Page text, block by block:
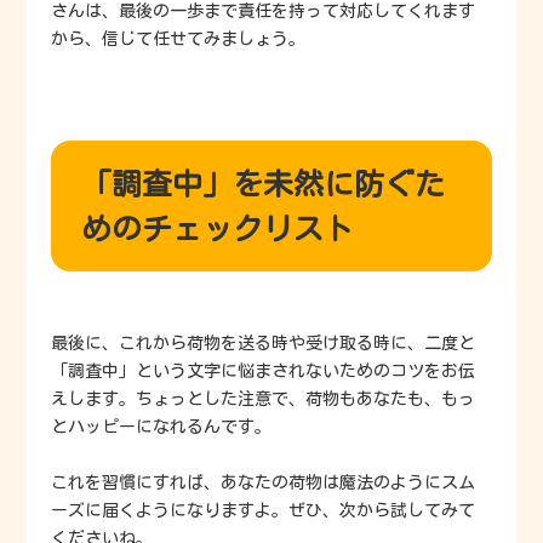
さんは、最後の一歩まで責任を持って対応してくれます
から、信じて任せてみましょう。
「調査中」を未然に防ぐた
めのチェックリスト
最後に、これから荷物を送る時や受け取る時に、二度と
「調査中」という文字に悩まされないためのコツをお伝
えします。ちょっとした注意で、荷物もあなたも、もっ
とハッピーになれるんです。
これを習慣にすれば、あなたの荷物は魔法のようにスム
ーズに届くようになりますよ。ぜひ、次から試してみて
くださいね。